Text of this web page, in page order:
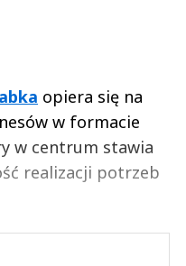
opiera się na
w formacie
w centrum stawia
realizacji potrzeb